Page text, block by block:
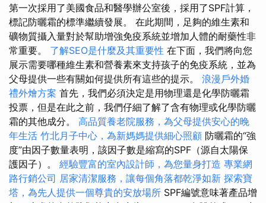
第一次採用了美國食品和醫學辦公室後，採用了SPF計算，
標記防曬霜的標準繼續發展。 在此期間，足夠的維生素和
礦物質攝入量對於幫助增強免疫系統並增加人體的耐藥性非
常重要。 了解SEO是什麼及其重要性 在下面，我們將向您
展示需要哪種維生素和營養素來支持孩子的免疫系統，並為
父母提供一些有關如何提供所有這些的提示。 浪漫戶外婚
禮外燴方案 首先，我們必須決定是用物理還是化學防曬霜
投票，但是在此之前，我們仔細了解了含有物理或化學防曬
霜的其他成分。 高品質養老院服務，為父母提供安心的晚
年生活 竹北月子中心，為新媽媽提供細心照顧 防曬霜的“強
度”由因子數量表明，該因子數是縮寫的SPF（源自太陽保
護因子）。 經驗豐富的室內設計師，為您量身打造 專業網
路行銷公司 居家清潔服務，讓每個角落都乾淨如新 探索寶
塔，為先人提供一個尊貴的安放場所 SPF編號意味著產品增